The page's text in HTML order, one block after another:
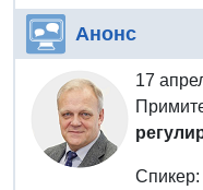
Анонс
17
Спикер: